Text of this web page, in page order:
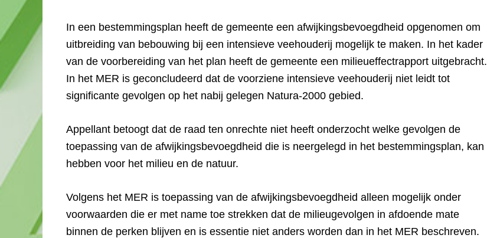
In een bestemmingsplan heeft de gemeente een afwijkingsbevoegdheid opgenomen om
uitbreiding van bebouwing bij een intensieve veehouderij mogelijk te maken. In het kader
van de voorbereiding van het plan heeft de gemeente een milieueffectrapport uitgebracht.
In het MER is geconcludeerd dat de voorziene intensieve veehouderij niet leidt tot
significante gevolgen op het nabij gelegen Natura-2000 gebied.
Appellant betoogt dat de raad ten onrechte niet heeft onderzocht welke gevolgen de
toepassing van de afwijkingsbevoegdheid die is neergelegd in het bestemmingsplan, kan
hebben voor het milieu en de natuur.
Volgens het MER is toepassing van de afwijkingsbevoegdheid alleen mogelijk onder
voorwaarden die er met name toe strekken dat de milieugevolgen in afdoende mate
binnen de perken blijven en is essentie niet anders worden dan in het MER beschreven.